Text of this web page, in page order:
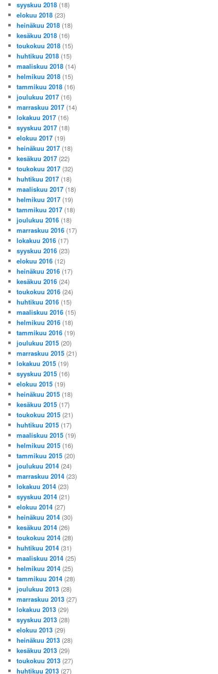
syyskuu 2018 (18)
elokuu 2018 (23)
heinäkuu 2018 (18)
kesäkuu 2018 (16)
toukokuu 2018 (15)
huhtikuu 2018 (15)
maaliskuu 2018 (14)
helmikuu 2018 (15)
tammikuu 2018 (16)
joulukuu 2017 (16)
marraskuu 2017 (14)
lokakuu 2017 (16)
syyskuu 2017 (18)
elokuu 2017 (19)
heinäkuu 2017 (18)
kesäkuu 2017 (22)
toukokuu 2017 (32)
huhtikuu 2017 (18)
maaliskuu 2017 (18)
helmikuu 2017 (19)
tammikuu 2017 (18)
joulukuu 2016 (18)
marraskuu 2016 (17)
lokakuu 2016 (17)
syyskuu 2016 (23)
elokuu 2016 (12)
heinäkuu 2016 (17)
kesäkuu 2016 (24)
toukokuu 2016 (24)
huhtikuu 2016 (15)
maaliskuu 2016 (15)
helmikuu 2016 (18)
tammikuu 2016 (19)
joulukuu 2015 (20)
marraskuu 2015 (21)
lokakuu 2015 (19)
syyskuu 2015 (16)
elokuu 2015 (19)
heinäkuu 2015 (18)
kesäkuu 2015 (17)
toukokuu 2015 (21)
huhtikuu 2015 (17)
maaliskuu 2015 (19)
helmikuu 2015 (16)
tammikuu 2015 (20)
joulukuu 2014 (24)
marraskuu 2014 (23)
lokakuu 2014 (23)
syyskuu 2014 (21)
elokuu 2014 (27)
heinäkuu 2014 (30)
kesäkuu 2014 (26)
toukokuu 2014 (28)
huhtikuu 2014 (31)
maaliskuu 2014 (25)
helmikuu 2014 (25)
tammikuu 2014 (28)
joulukuu 2013 (28)
marraskuu 2013 (27)
lokakuu 2013 (29)
syyskuu 2013 (28)
elokuu 2013 (29)
heinäkuu 2013 (28)
kesäkuu 2013 (29)
toukokuu 2013 (27)
huhtikuu 2013 (27)